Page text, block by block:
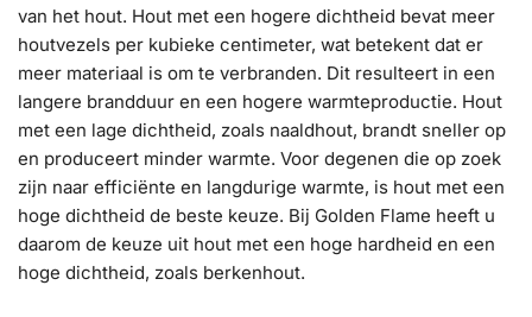
van het hout. Hout met een hogere dichtheid bevat meer
houtvezels per kubieke centimeter, wat betekent dat er
meer materiaal is om te verbranden. Dit resulteert in een
langere brandduur en een hogere warmteproductie. Hout
met een lage dichtheid, zoals naaldhout, brandt sneller op
en produceert minder warmte. Voor degenen die op zoek
zijn naar efficiënte en langdurige warmte, is hout met een
hoge dichtheid de beste keuze. Bij Golden Flame heeft u
daarom de keuze uit hout met een hoge hardheid en een
hoge dichtheid, zoals berkenhout.